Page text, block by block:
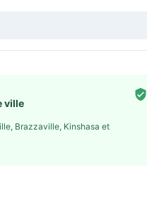
ville
Brazzaville, Kinshasa et